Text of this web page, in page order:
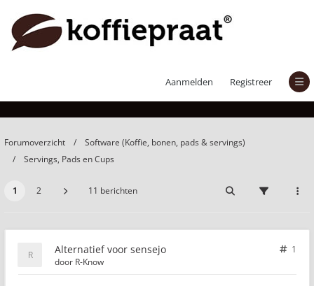
Aanmelden Registreer
Alternatief voor sensejo
Forumoverzicht
Software (Koffie, bonen, pads & servings)
Servings, Pads en Cups
1 2 11 berichten
Alternatief voor sensejo
1
door R-Know